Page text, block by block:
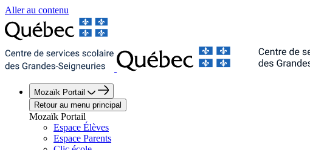
Aller au contenu
Mozaïk Portail
Retour au menu principal
Mozaïk Portail
Espace Élèves
Espace Parents